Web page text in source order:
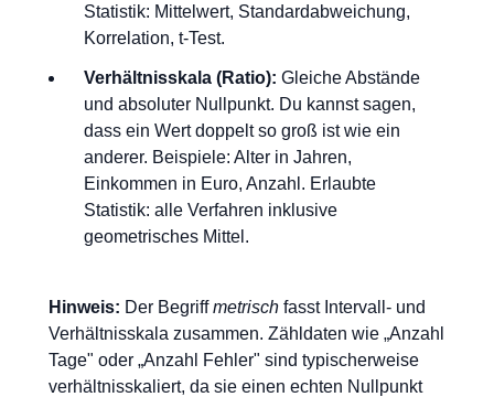
Statistik: Mittelwert, Standardabweichung,
Korrelation, t-Test.
Verhältnisskala (Ratio): Gleiche Abstände
und absoluter Nullpunkt. Du kannst sagen,
dass ein Wert doppelt so groß ist wie ein
anderer. Beispiele: Alter in Jahren,
Einkommen in Euro, Anzahl. Erlaubte
Statistik: alle Verfahren inklusive
geometrisches Mittel.
Hinweis: Der Begriffmetrisch fasst Intervall- und
Verhältnisskala zusammen. Zähldaten wie „Anzahl
Tage" oder „Anzahl Fehler" sind typischerweise
verhältnisskaliert, da sie einen echten Nullpunkt